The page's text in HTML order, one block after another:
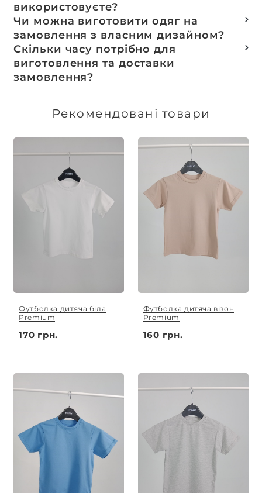
використовуєте?
Термотранферний
Шовкотрафаретний
DTF – друк
Машинна вишивка
Чи можна виготовити одяг на
замовлення з власним дизайном?
Так, ми спеціалізуємося на розробці колекцій
та мерчу під ключ, цей процес включає підбір
тканин, розробку лекал, дизай та
завершується пошиттям готового виробу.
Скільки часу потрібно для
виготовлення та доставки
замовлення?
виготовлення індивідуальних замовлень
Рекомендовані товари
Футболка дитяча біла
Premium
170 грн.
Футболка дитяча візон
Premium
160 грн.